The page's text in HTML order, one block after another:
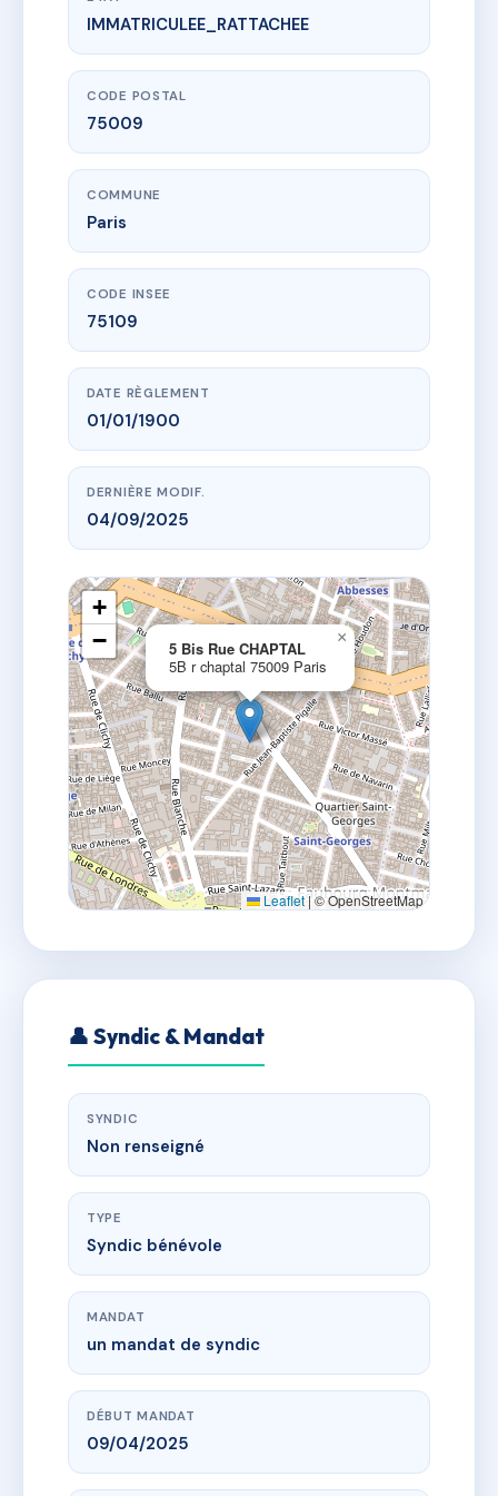
www.vme.plus/AC6555486
5 Bis Rue CHAPTAL
5B r chaptal
IMMATRICULEE_RATTACHEE
CODE POSTAL
75009
COMMUNE
Paris
CODE INSEE
75109
DATE RÈGLEMENT
01/01/1900
DERNIÈRE MODIF.
04/09/2025
5 Bis Rue CHAPTAL
5B r chaptal 75009 Paris
×
+
−
Leaflet |© OpenStreetMap
👤 Syndic & Mandat
SYNDIC
Non renseigné
TYPE
Syndic bénévole
MANDAT
un mandat de syndic
DÉBUT MANDAT
09/04/2025